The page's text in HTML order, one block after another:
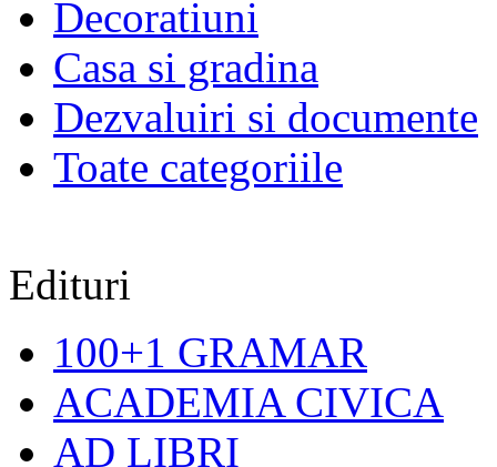
Decoratiuni
Casa si gradina
Dezvaluiri si documente
Toate categoriile
Edituri
100+1 GRAMAR
ACADEMIA CIVICA
AD LIBRI